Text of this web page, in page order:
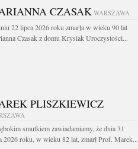
CZASAKWARSZAWA
22 lipca 2026 roku zmarła w wieku 90 lat
Czasak z domu Krysiak Uroczystości...
PLISZKIEWICZ
smutkiem zawiadamiamy, że dnia 31
2026 roku, w wieku 82 lat, zmarł Prof. Marek...